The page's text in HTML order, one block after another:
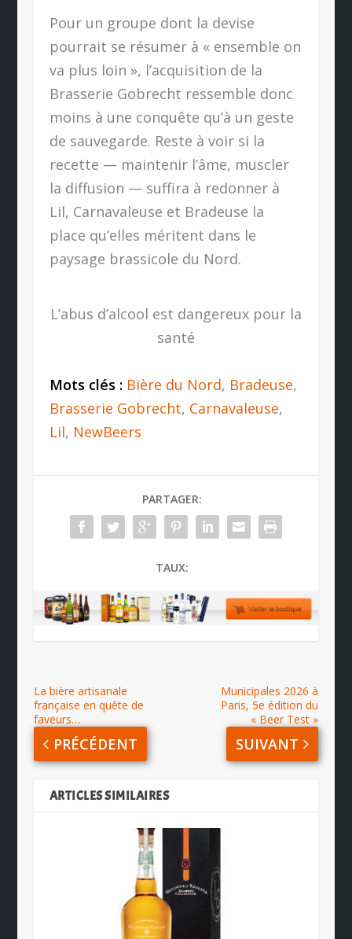
Pour un groupe dont la devise
pourrait se résumer à « ensemble on
va plus loin », l’acquisition de la
Brasserie Gobrecht ressemble donc
moins à une conquête qu’à un geste
de sauvegarde. Reste à voir si la
recette — maintenir l’âme, muscler
la diffusion — suffira à redonner à
Lil, Carnavaleuse et Bradeuse la
place qu’elles méritent dans le
paysage brassicole du Nord.
L’abus d’alcool est dangereux pour la
santé
Mots clés : Bière du Nord, Bradeuse,
Brasserie Gobrecht, Carnavaleuse,
Lil, NewBeers
PARTAGER:
TAUX:
La bière artisanale
française en quête de
faveurs…
PRÉCÉDENT
Municipales 2026 à
Paris, 5e édition du
« Beer Test »
SUIVANT
ARTICLES SIMILAIRES